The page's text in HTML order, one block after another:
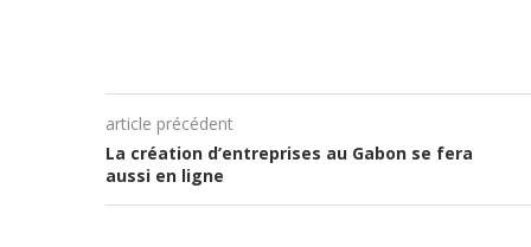
article précédent
La création d’entreprises au Gabon se fera
aussi en ligne